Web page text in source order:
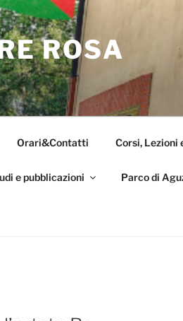
ROSA
Orari&Contatti Corsi, Lezioni
e pubblicazioni Parco di